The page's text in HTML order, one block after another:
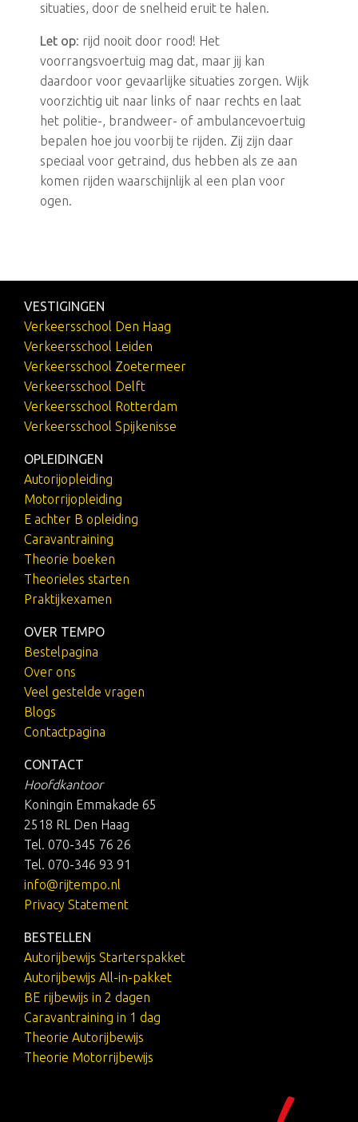
situaties, door de snelheid eruit te halen.
Let op: rijd nooit door rood! Het
voorrangsvoertuig mag dat, maar jij kan
daardoor voor gevaarlijke situaties zorgen. Wijk
voorzichtig uit naar links of naar rechts en laat
het politie-, brandweer- of ambulancevoertuig
bepalen hoe jou voorbij te rijden. Zij zijn daar
speciaal voor getraind, dus hebben als ze aan
komen rijden waarschijnlijk al een plan voor
ogen.
VESTIGINGEN
Verkeersschool Den Haag
Verkeersschool Leiden
Verkeersschool Zoetermeer
Verkeersschool Delft
Verkeersschool Rotterdam
Verkeersschool Spijkenisse
OPLEIDINGEN
Autorijopleiding
Motorrijopleiding
E achter B opleiding
Caravantraining
Theorie boeken
Theorieles starten
Praktijkexamen
OVER TEMPO
Bestelpagina
Over ons
Veel gestelde vragen
Blogs
Contactpagina
CONTACT
Hoofdkantoor
Koningin Emmakade 65
2518 RL Den Haag
Tel. 070-345 76 26
Tel. 070-346 93 91
info@rijtempo.nl
Privacy Statement
BESTELLEN
Autorijbewijs Starterspakket
Autorijbewijs All-in-pakket
BE rijbewijs in 2 dagen
Caravantraining in 1 dag
Theorie Autorijbewijs
Theorie Motorrijbewijs